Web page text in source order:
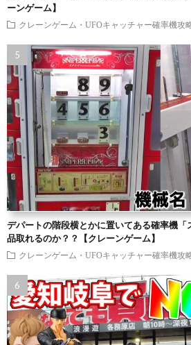
ーンゲーム】
クレーンゲーム・UFOキャッチャー確率機攻
デパートの階段横とかに置いてある確率機
品取れるのか？？【クレーンゲーム】
クレーンゲーム・UFOキャッチャー確率機攻